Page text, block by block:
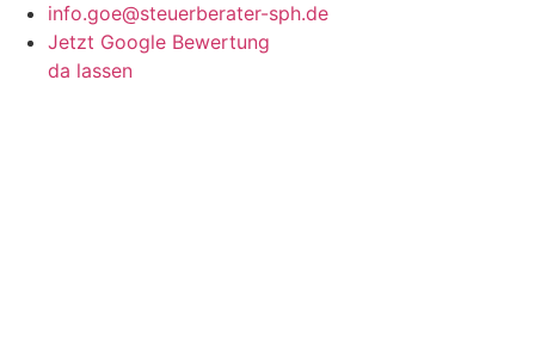
info.goe@steuerberater-sph.de
Jetzt Google Bewertung
da lassen